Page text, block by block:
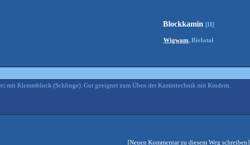
Blockkamin [II]
Wigwam, Bielatal
mit Klemmblock (Schlinge). Gut geeignet zum Üben der Kamintechnik mit Kindern.
[Neuen Kommentar zu diesem Weg schreiben]